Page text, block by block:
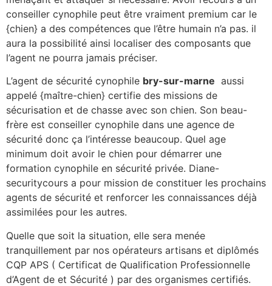
conseiller cynophile peut être vraiment premium car le
{chien} a des compétences que l’être humain n’a pas. il
aura la possibilité ainsi localiser des composants que
l’agent ne pourra jamais préciser.
L’agent de sécurité cynophile bry-sur-marne aussi
appelé {maître-chien} certifie des missions de
sécurisation et de chasse avec son chien. Son beau-
frère est conseiller cynophile dans une agence de
sécurité donc ça l’intéresse beaucoup. Quel age
minimum doit avoir le chien pour démarrer une
formation cynophile en sécurité privée. Diane-
securitycours a pour mission de constituer les prochains
agents de sécurité et renforcer les connaissances déjà
assimilées pour les autres.
Quelle que soit la situation, elle sera menée
tranquillement par nos opérateurs artisans et diplômés
CQP APS ( Certificat de Qualification Professionnelle
d’Agent de et Sécurité ) par des organismes certifiés.